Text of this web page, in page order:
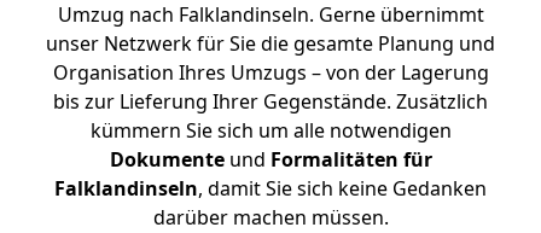
Umzug nach Falklandinseln. Gerne übernimmt
unser Netzwerk für Sie die gesamte Planung und
Organisation Ihres Umzugs – von der Lagerung
bis zur Lieferung Ihrer Gegenstände. Zusätzlich
kümmern Sie sich um alle notwendigen
Dokumenteund Formalitäten für
Falklandinseln, damit Sie sich keine Gedanken
darüber machen müssen.